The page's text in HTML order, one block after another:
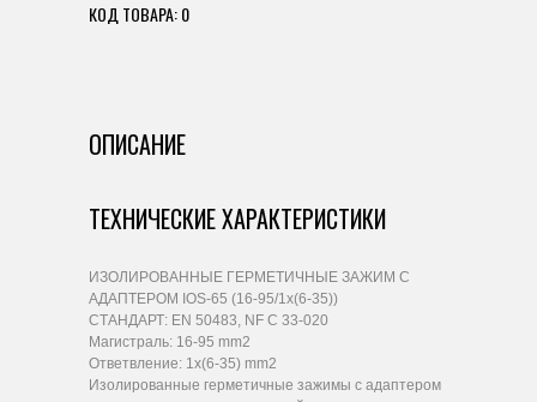
КОД ТОВАРА: 0
ОПИСАНИЕ
ТЕХНИЧЕСКИЕ ХАРАКТЕРИСТИКИ
ИЗОЛИРОВАННЫЕ ГЕРМЕТИЧНЫЕ ЗАЖИМ С
АДАПТЕРОМ IOS-65 (16-95/1x(6-35))
СТАНДАРТ: EN 50483, NF C 33-020
Магистраль: 16-95 mm2
Ответвление: 1x(6-35) mm2
Изолированные герметичные зажимы с адаптером